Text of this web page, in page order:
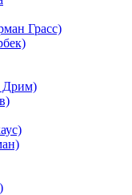
Грасс)
Дрим)